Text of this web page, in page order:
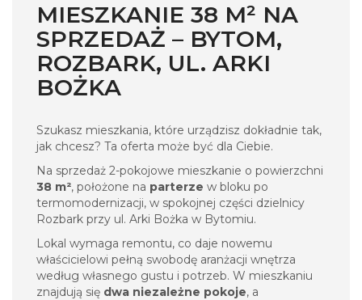
MIESZKANIE 38 M² NA
SPRZEDAŻ – BYTOM,
ROZBARK, UL. ARKI
BOŻKA
Szukasz mieszkania, które urządzisz dokładnie tak,
jak chcesz? Ta oferta może być dla Ciebie.
Na sprzedaż 2-pokojowe mieszkanie o powierzchni
38 m², położone na parterze w bloku po
termomodernizacji, w spokojnej części dzielnicy
Rozbark przy ul. Arki Bożka w Bytomiu.
Lokal wymaga remontu, co daje nowemu
właścicielowi pełną swobodę aranżacji wnętrza
według własnego gustu i potrzeb. W mieszkaniu
znajdują się dwa niezależne pokoje, a